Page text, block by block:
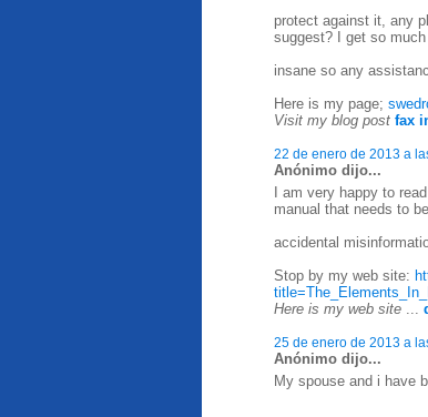
protect against it, any
suggest? I get so
insane so any
Here is my page;
Visit my blog post fax
22 de enero de 2013 a
Anónimo dijo...
I am very happy to
manual that needs to
accidental
Stop by my web site:
Here is my web site ...
25 de enero de 2013 a
Anónimo dijo...
My spouse and i have